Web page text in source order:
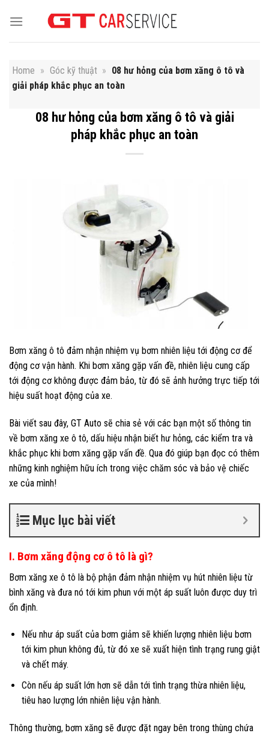
Home » Góc kỹ thuật » 08 hư hỏng của bơm xăng ô tô và
giải pháp khắc phục an toàn
08 hư hỏng của bơm xăng ô tô và giải
pháp khắc phục an toàn
Bơm xăng ô tô đảm nhận nhiệm vụ bơm nhiên liệu tới động cơ để
động cơ vận hành. Khi bơm xăng gặp vấn đề, nhiên liệu cung cấp
tới động cơ không được đảm bảo, từ đó sẽ ảnh hưởng trực tiếp tới
hiệu suất hoạt động của xe.
Bài viết sau đây, GT Auto sẽ chia sẻ với các bạn một số thông tin
về bơm xăng xe ô tô, dấu hiệu nhận biết hư hỏng, các kiểm tra và
khắc phục khi bơm xăng gặp vấn đề. Qua đó giúp bạn đọc có thêm
những kinh nghiệm hữu ích trong việc chăm sóc và bảo vệ chiếc
xe của mình!
Mục lục bài viết
I. Bơm xăng động cơ ô tô là gì?
Bơm xăng xe ô tô là bộ phận đảm nhận nhiệm vụ hút nhiên liệu từ
bình xăng và đưa nó tới kim phun với một áp suất luôn được duy trì
ổn định.
Nếu như áp suất của bơm giảm sẽ khiến lượng nhiên liệu bơm
tới kim phun không đủ, từ đó xe sẽ xuất hiện tình trạng rung giật
và chết máy.
Còn nếu áp suất lớn hơn sẽ dẫn tới tình trạng thừa nhiên liệu,
tiêu hao lượng lớn nhiên liệu vận hành.
Thông thường, bơm xăng sẽ được đặt ngay bên trong thùng chứa